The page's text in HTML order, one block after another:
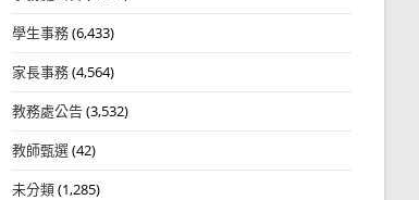
學生事務(6,433)
家長事務(4,564)
教務處公告(3,532)
教師甄選(42)
未分類(1,285)